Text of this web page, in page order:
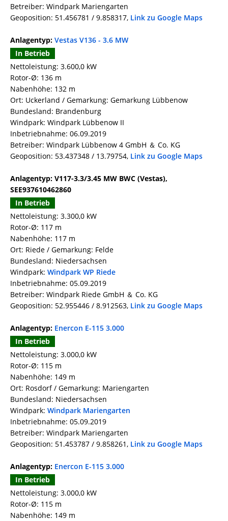
Betreiber: Windpark Mariengarten
Geoposition: 51.456781 / 9.858317, Link zu Google Maps
Anlagentyp: Vestas V136 - 3.6 MW
In Betrieb
Nettoleistung: 3.600,0 kW
Rotor-Ø: 136 m
Nabenhöhe: 132 m
Ort: Uckerland / Gemarkung: Gemarkung Lübbenow
Bundesland: Brandenburg
Windpark: Windpark Lübbenow II
Inbetriebnahme: 06.09.2019
Betreiber: Windpark Lübbenow 4 GmbH ＆ Co. KG
Geoposition: 53.437348 / 13.79754, Link zu Google Maps
Anlagentyp: V117-3.3/3.45 MW BWC (Vestas),
SEE937610462860
In Betrieb
Nettoleistung: 3.300,0 kW
Rotor-Ø: 117 m
Nabenhöhe: 117 m
Ort: Riede / Gemarkung: Felde
Bundesland: Niedersachsen
Windpark: Windpark WP Riede
Inbetriebnahme: 05.09.2019
Betreiber: Windpark Riede GmbH ＆ Co. KG
Geoposition: 52.955446 / 8.912563, Link zu Google Maps
Anlagentyp: Enercon E-115 3.000
In Betrieb
Nettoleistung: 3.000,0 kW
Rotor-Ø: 115 m
Nabenhöhe: 149 m
Ort: Rosdorf / Gemarkung: Mariengarten
Bundesland: Niedersachsen
Windpark: Windpark Mariengarten
Inbetriebnahme: 05.09.2019
Betreiber: Windpark Mariengarten
Geoposition: 51.453787 / 9.858261, Link zu Google Maps
Anlagentyp: Enercon E-115 3.000
In Betrieb
Nettoleistung: 3.000,0 kW
Rotor-Ø: 115 m
Nabenhöhe: 149 m